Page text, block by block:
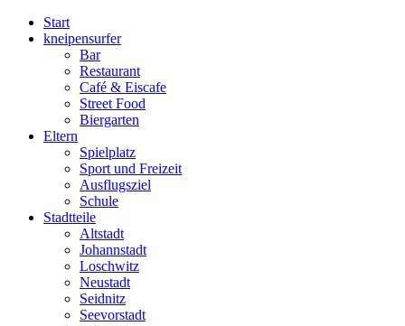
Start
kneipensurfer
Bar
Restaurant
Café & Eiscafe
Street Food
Biergarten
Eltern
Spielplatz
Sport und Freizeit
Ausflugsziel
Schule
Stadtteile
Altstadt
Johannstadt
Loschwitz
Neustadt
Seidnitz
Seevorstadt